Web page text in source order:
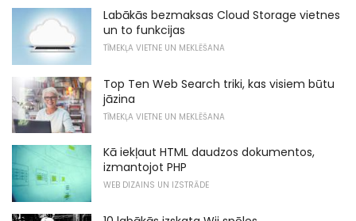
Labākās bezmaksas Cloud Storage vietnes
un to funkcijas
TĪMEKĻA VIETNE UN MEKLĒŠANA
Top Ten Web Search triki, kas visiem būtu
jāzina
TĪMEKĻA VIETNE UN MEKLĒŠANA
Kā iekļaut HTML daudzos dokumentos,
izmantojot PHP
WEB DIZAINS UN IZSTRĀDE